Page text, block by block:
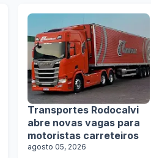
Transportes Rodocalvi
abre novas vagas para
motoristas carreteiros
agosto 05, 2026